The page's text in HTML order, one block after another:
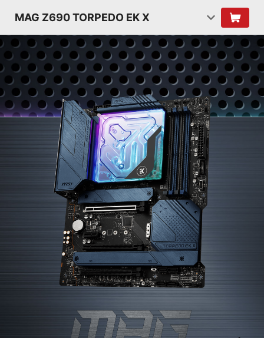
MAG Z690 TORPEDO EK X